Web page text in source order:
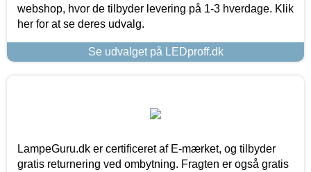
webshop, hvor de tilbyder levering på 1-3 hverdage. Klik
her for at se deres udvalg.
Se udvalget på LEDproff.dk
LampeGuru.dk er certificeret af E-mærket, og tilbyder
gratis returnering ved ombytning. Fragten er også gratis